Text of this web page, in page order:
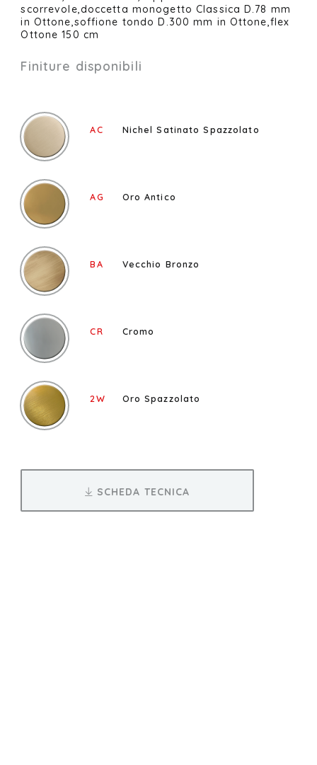
scorrevole,doccetta monogetto Classica D.78 mm
in Ottone,soffione tondo D.300 mm in Ottone,flex
Ottone 150 cm
Finiture disponibili
AC Nichel Satinato Spazzolato
AG Oro Antico
BA Vecchio Bronzo
CR Cromo
2W Oro Spazzolato
SCHEDA TECNICA